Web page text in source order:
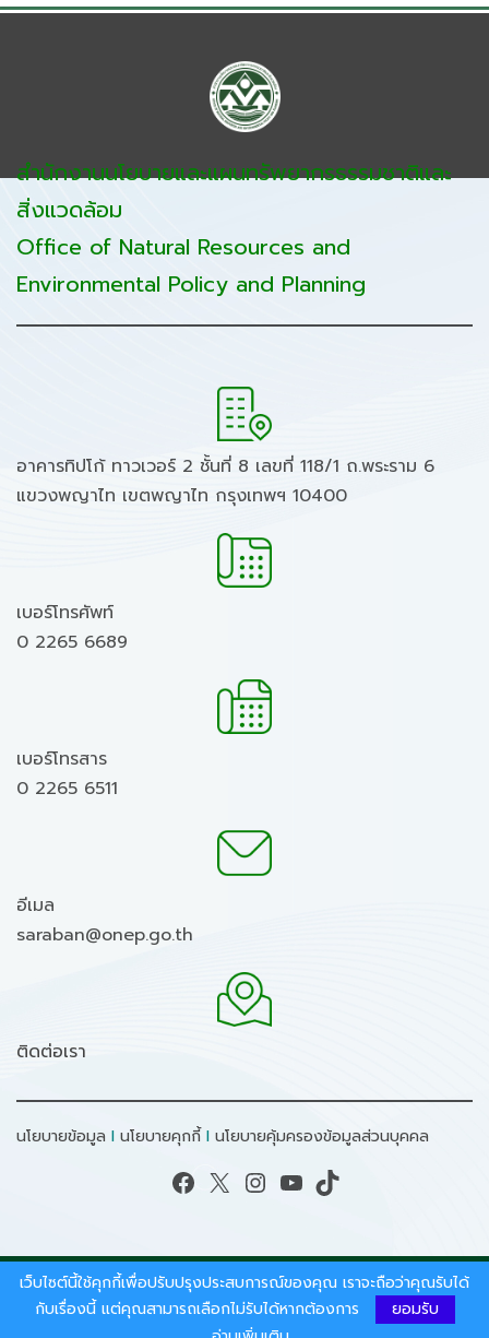
สำนักงานนโยบายและแผนทรัพยากรธรรมชาติและ
สิ่งแวดล้อม
Office of Natural Resources and
Environmental Policy and Planning
อาคารทิปโก้ ทาวเวอร์ 2 ชั้นที่ 8 เลขที่ 118/1 ถ.พระราม 6
แขวงพญาไท เขตพญาไท กรุงเทพฯ 10400
เบอร์โทรศัพท์
0 2265 6689
เบอร์โทรสาร
0 2265 6511
อีเมล
saraban@onep.go.th
ติดต่อเรา
นโยบายข้อมูล I นโยบายคุกกี้ I นโยบายคุ้มครองข้อมูลส่วนบุคคล
Facebook X Instagram YouTube TikTok
สงวนลิขสิทธิ์ © 2026 - สำนักงานนโยบายและแผน
ทรัพยากรธรรมชาติและสิ่งแวดล้อม.
เว็บไซต์นี้ใช้คุกกี้เพื่อปรับปรุงประสบการณ์ของคุณ เราจะถือว่าคุณรับได้
กับเรื่องนี้ แต่คุณสามารถเลือกไม่รับได้หากต้องการ
ยอมรับ